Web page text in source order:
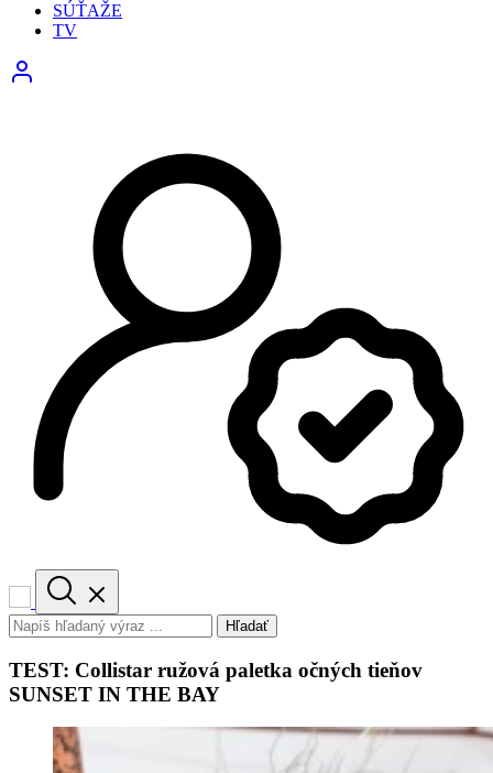
SÚŤAŽE
TV
Hľadať
TEST: Collistar ružová paletka očných tieňov
SUNSET IN THE BAY